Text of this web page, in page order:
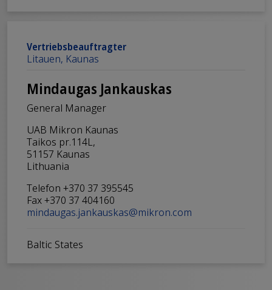
Vertriebsbeauftragter
Litauen, Kaunas
Mindaugas Jankauskas
General Manager
UAB Mikron Kaunas
Taikos pr.114L,
51157 Kaunas
Lithuania
Telefon +370 37 395545
Fax +370 37 404160
mindaugas.jankauskas@mikron.com
Baltic States